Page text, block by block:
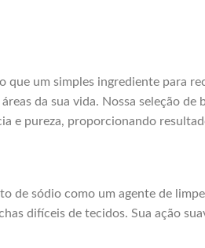
que um simples ingrediente para
da sua vida. Nossa seleção
e pureza, proporcionando
de sódio como um agente de
difíceis de tecidos. Sua ação